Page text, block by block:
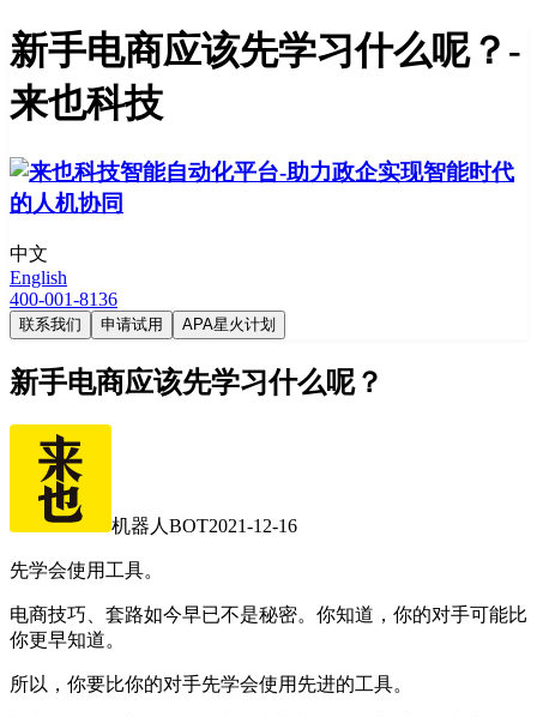
新手电商应该先学习什么呢？-
来也科技
中文
English
400-001-8136
联系我们 申请试用 APA星火计划
新手电商应该先学习什么呢？
机器人BOT2021-12-16
先学会使用工具。
电商技巧、套路如今早已不是秘密。你知道，你的对手可能比
你更早知道。
所以，你要比你的对手先学会使用先进的工具。